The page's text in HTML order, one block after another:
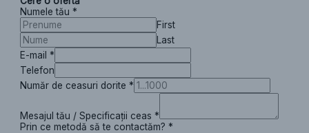
Numele tău*
First
Last
E-mail*
Telefon
Număr de ceasuri dorite*
Mesajul tău / Specificații ceas*
Prin ce metodă să te contactăm?*